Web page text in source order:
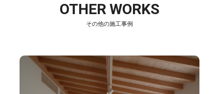
OTHER WORKS
その他の施工事例